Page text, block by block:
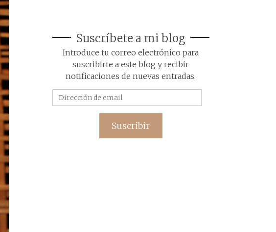
Suscríbete a mi blog
Introduce tu correo electrónico para
suscribirte a este blog y recibir
notificaciones de nuevas entradas.
de
Suscribir